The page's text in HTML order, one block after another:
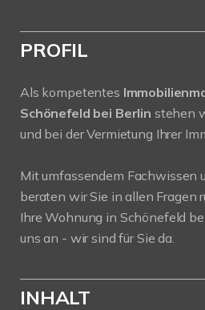
PROFIL
Als kompetentes
Schönefeld bei Berlin stehen
und bei der Vermietung Ihrer
Mit umfassendem Fachwissen
beraten wir Sie in allen Fragen
Ihre Wohnung in Schönefeld
uns an - wir sind für Sie da.
INHALT